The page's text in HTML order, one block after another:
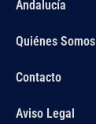
Andalucía
Quiénes Somos
Contacto
Aviso Legal